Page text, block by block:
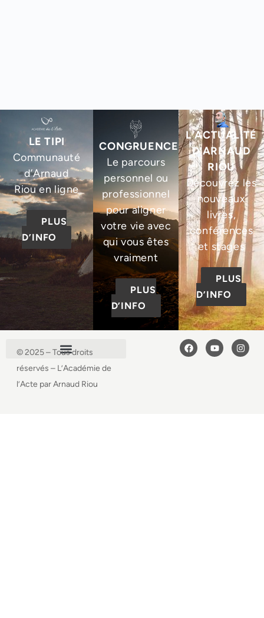
LE TIPI
Communauté
d’Arnaud
Riou en ligne
PLUS
D’INFO
CONGRUENCE
Le parcours
personnel ou
professionnel
pour aligner
votre vie avec
qui vous êtes
vraiment
PLUS
D’INFO
L’ACTUALITÉ
D’ARNAUD
RIOU
Découvrez les
nouveaux
livres,
conférences
et stages
PLUS
D’INFO
© 2025 – Tous droits
réservés – L’Académie de
l’Acte par Arnaud Riou